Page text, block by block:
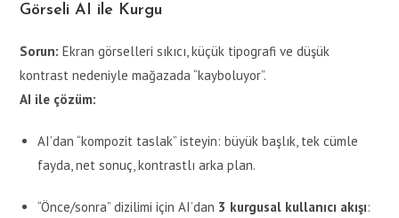
Görseli AI ile Kurgu
Sorun: Ekran görselleri sıkıcı, küçük tipografi ve düşük
kontrast nedeniyle mağazada “kayboluyor”.
AI ile çözüm:
AI’dan “kompozit taslak” isteyin: büyük başlık, tek cümle
fayda, net sonuç, kontrastlı arka plan.
“Önce/sonra” dizilimi için AI’dan 3 kurgusal kullanıcı akışı: